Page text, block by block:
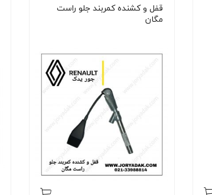
قفل و کشنده کمربند جلو راست
مگان